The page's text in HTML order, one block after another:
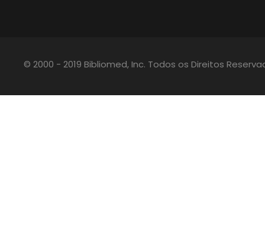
© 2000 - 2019 Bibliomed, Inc. Todos os Direitos